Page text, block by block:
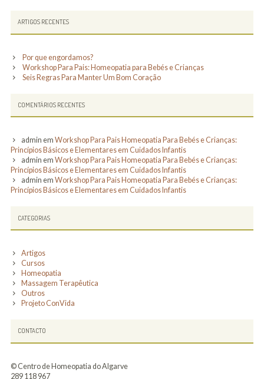
ARTIGOS RECENTES
Por que engordamos?
Workshop Para Pais: Homeopatia para Bebés e Crianças
Seis Regras Para Manter Um Bom Coração
COMENTÁRIOS RECENTES
admin em Workshop Para Pais Homeopatia Para Bebés e Crianças:
Princípios Básicos e Elementares em Cuidados Infantis
admin em Workshop Para Pais Homeopatia Para Bebés e Crianças:
Princípios Básicos e Elementares em Cuidados Infantis
admin em Workshop Para Pais Homeopatia Para Bebés e Crianças:
Princípios Básicos e Elementares em Cuidados Infantis
CATEGORIAS
Artigos
Cursos
Homeopatia
Massagem Terapêutica
Outros
Projeto ConVida
CONTACTO
© Centro de Homeopatia do Algarve
289 118 967